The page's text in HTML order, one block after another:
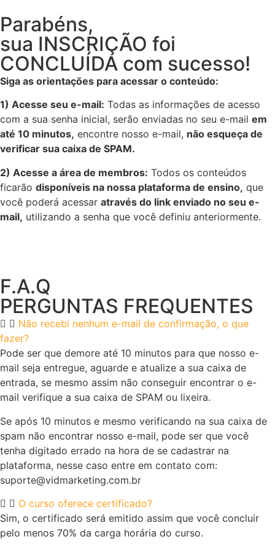
Parabéns,
sua INSCRIÇÃO foi
CONCLUÍDA com sucesso!
Siga as orientações para acessar o conteúdo:
1) Acesse seu e-mail: Todas as informações de acesso
com a sua senha inicial, serão enviadas no seu e-mail em
até 10 minutos, encontre nosso e-mail, não esqueça de
verificar sua caixa de SPAM.
2) Acesse a área de membros: Todos os conteúdos
ficarão disponíveis na nossa plataforma de ensino, que
você poderá acessar através do link enviado no seu e-
mail, utilizando a senha que você definiu anteriormente.
F.A.Q
PERGUNTAS FREQUENTES
Não recebi nenhum e-mail de confirmação, o que
fazer?
Pode ser que demore até 10 minutos para que nosso e-
mail seja entregue, aguarde e atualize a sua caixa de
entrada, se mesmo assim não conseguir encontrar o e-
mail verifique a sua caixa de SPAM ou lixeira.
Se após 10 minutos e mesmo verificando na sua caixa de
spam não encontrar nosso e-mail, pode ser que você
tenha digitado errado na hora de se cadastrar na
plataforma, nesse caso entre em contato com:
suporte@vidmarketing.com.br
O curso oferece certificado?
Sim, o certificado será emitido assim que você concluir
pelo menos 70% da carga horária do curso.